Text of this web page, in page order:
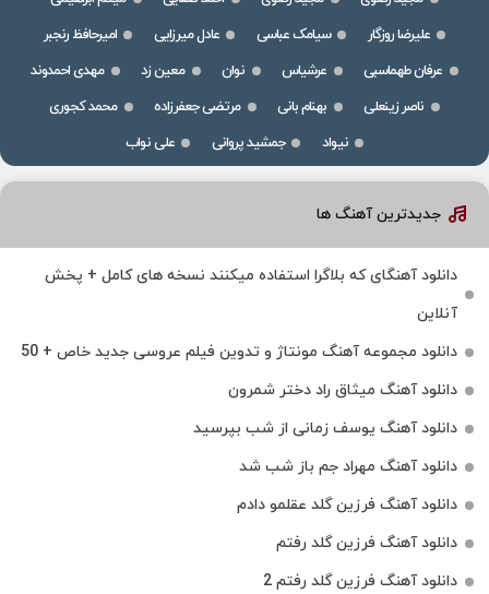
علیرضا روزگار
سیامک عباسی عادل میرزایی
امیرحافظ رنجبر
عرفان طهماسبی
عرشیاس نوان معین زد
مهدی احمدوند
ناصر زینعلی
بهنام بانی مرتضی جعفرزاده
محمد کجوری
نیواد
جمشید پروانی علی نواب
جدیدترین آهنگ ها
دانلود آهنگای که بلاگرا استفاده میکنند نسخه های کامل + پخش
آنلاین
دانلود مجموعه آهنگ مونتاژ و تدوین فیلم عروسی جدید خاص + 50
دانلود آهنگ میثاق راد دختر شمرون
دانلود آهنگ یوسف زمانی از شب بپرسید
دانلود آهنگ مهراد جم باز شب شد
دانلود آهنگ فرزین گلد عقلمو دادم
دانلود آهنگ فرزین گلد رفتم
دانلود آهنگ فرزین گلد رفتم 2